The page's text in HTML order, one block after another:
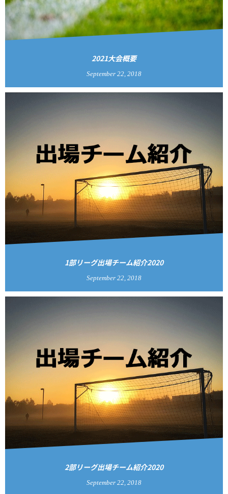
2021大会概要
September 22 2018
1部リーグ出場チーム紹介2020
September 22, 2018
2部リーグ出場チーム紹介2020
September 22 2018